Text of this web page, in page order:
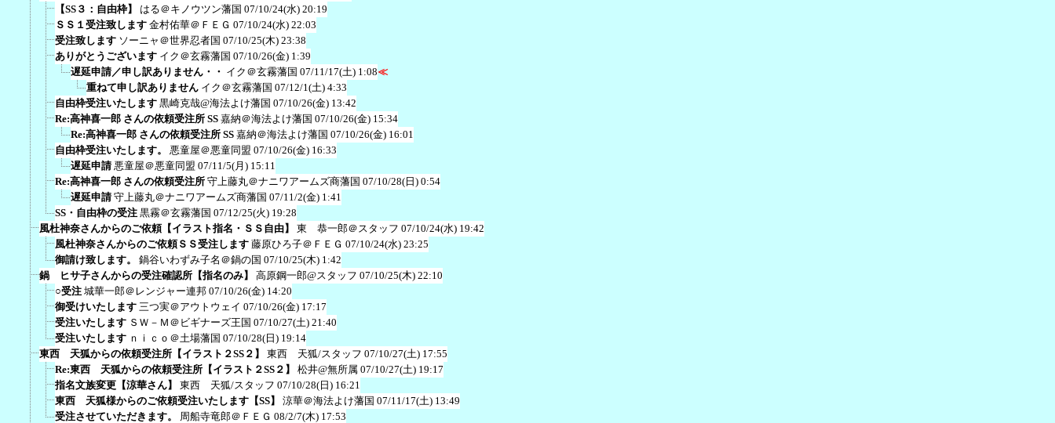
【SS３：自由枠】
はる＠キノウツン藩国 07/10/24(水) 20:19
ＳＳ１受注致します 金村佑華＠ＦＥＧ 07/10/24(水) 22:03
受注致します ソーニャ＠世界忍者国 07/10/25(木) 23:38
ありがとうございます イク＠玄霧藩国 07/10/26(金) 1:39
遅延申請／申し訳ありません・・ イク＠玄霧藩国 07/11/17(土) 1:08≪
重ねて申し訳ありません イク＠玄霧藩国 07/12/1(土) 4:33
自由枠受注いたします 黒崎克哉@海法よけ藩国 07/10/26(金) 13:42
Re:高神喜一郎 さんの依頼受注所 SS 嘉納＠海法よけ藩国 07/10/26(金) 15:34
Re:高神喜一郎 さんの依頼受注所 SS 嘉納＠海法よけ藩国 07/10/26(金) 16:01
自由枠受注いたします。
悪童屋＠悪童同盟 07/10/26(金) 16:33
遅延申請 悪童屋＠悪童同盟 07/11/5(月) 15:11
Re:高神喜一郎 さんの依頼受注所 守上藤丸＠ナニワアームズ商藩国 07/10/28(日) 0:54
遅延申請 守上藤丸＠ナニワアームズ商藩国 07/11/2(金) 1:41
SS・自由枠の受注 黒霧＠玄霧藩国 07/12/25(火) 19:28
風杜神奈さんからのご依頼【イラスト指名・ＳＳ自由】
東 恭一郎＠スタッフ 07/10/24(水) 19:42
風杜神奈さんからのご依頼ＳＳ受注します 藤原ひろ子＠ＦＥＧ 07/10/24(水) 23:25
御請け致します。
鍋谷いわずみ子名＠鍋の国 07/10/25(木) 1:42
鍋 ヒサ子さんからの受注確認所【指名のみ】
高原鋼一郎@スタッフ 07/10/25(木) 22:10
○受注 城華一郎＠レンジャー連邦 07/10/26(金) 14:20
御受けいたします 三つ実＠アウトウェイ 07/10/26(金) 17:17
受注いたします ＳＷ－Ｍ＠ビギナーズ王国 07/10/27(土) 21:40
受注いたします ｎｉｃｏ＠土場藩国 07/10/28(日) 19:14
東西 天狐からの依頼受注所【イラスト２SS２】
東西 天狐/スタッフ 07/10/27(土) 17:55
Re:東西 天狐からの依頼受注所【イラスト２SS２】
松井@無所属 07/10/27(土) 19:17
指名文族変更【涼華さん】
東西 天狐/スタッフ 07/10/28(日) 16:21
東西 天狐様からのご依頼受注いたします【SS】
涼華＠海法よけ藩国 07/11/17(土) 13:49
受注させていただきます。
周船寺竜郎＠ＦＥＧ 08/2/7(木) 17:53